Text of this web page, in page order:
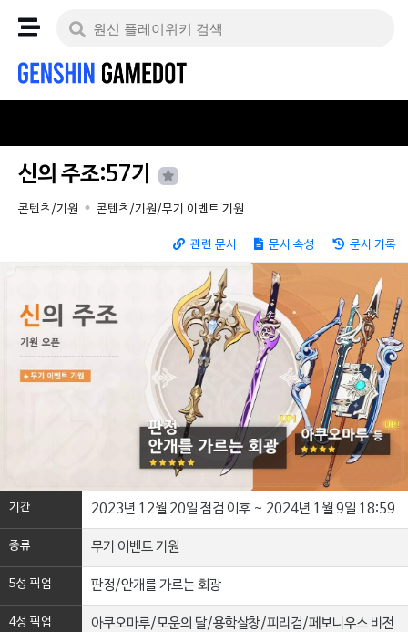
신의 주조:57기
콘텐츠/기원 콘텐츠/기원/무기 이벤트 기원
관련 문서 문서 속성 문서 기록
기간 2023년 12월 20일 점검 이후 ~ 2024년 1월 9일 18:59
종류 무기 이벤트 기원
5성 픽업 판정/안개를 가르는 회광
4성 픽업 아쿠오마루/모운의 달/용학살창/피리검/페보니우스 비전